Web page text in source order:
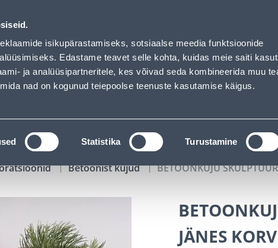
isikupärastamiseks, sotsiaalse meedia funktsioonide
Edastame teavet selle kohta, kuidas meie saiti
ja analüüsipartneritele, kes võivad seda kombineerida muu
nad on kogunud teiepoolse teenuste kasutamise käigus.
Statistika Turustamine
Teenused Karjäärileht
OTSI Logi sisse
KATALOOGID TÖÖRIISTALAENUTUS
Betoonist kujud BETOONKUJU
JÄNES